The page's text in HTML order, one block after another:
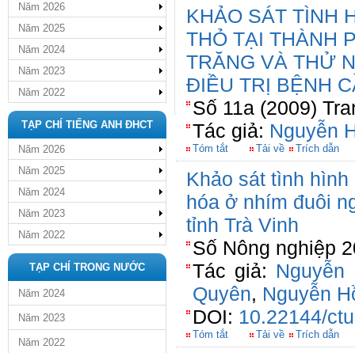
Năm 2026
Năm 2025
Năm 2024
Năm 2023
Năm 2022
TẠP CHÍ TIẾNG ANH ĐHCT
Năm 2026
Năm 2025
Năm 2024
Năm 2023
Năm 2022
TẠP CHÍ TRONG NƯỚC
Năm 2024
Năm 2023
Năm 2022
KHẢO SÁT TÌNH
THỎ TẠI THÀNH
TRĂNG VÀ THỬ
ĐIỀU TRỊ BỆNH
Số 11a (2009)
Tác giả: Nguyễn
Tóm tắt Tải về Trích dẫn
Khảo sát tình
hóa ở nhím đuôi
tỉnh Trà Vinh
Số Nông nghiệp
Tác giả:
Quyên, Nguyễn
DOI: 10.22144/
Tóm tắt Tải về Trích dẫn